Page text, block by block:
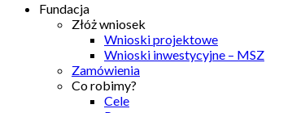
Fundacja
Złóż wniosek
Wnioski projektowe
Wnioski inwestycyjne – MSZ
Zamówienia
Co robimy?
Cele